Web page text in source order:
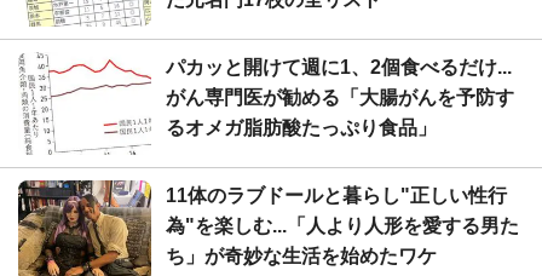
パカッと開けて週に1、2個食べるだけ...
がん専門医が勧める「大腸がんを予防す
るオメガ脂肪酸たっぷり食品」
11体のラブドールと暮らし"正しい性行
為"を楽しむ...「人より人形を愛する男た
ち」が奇妙な生活を始めたワケ